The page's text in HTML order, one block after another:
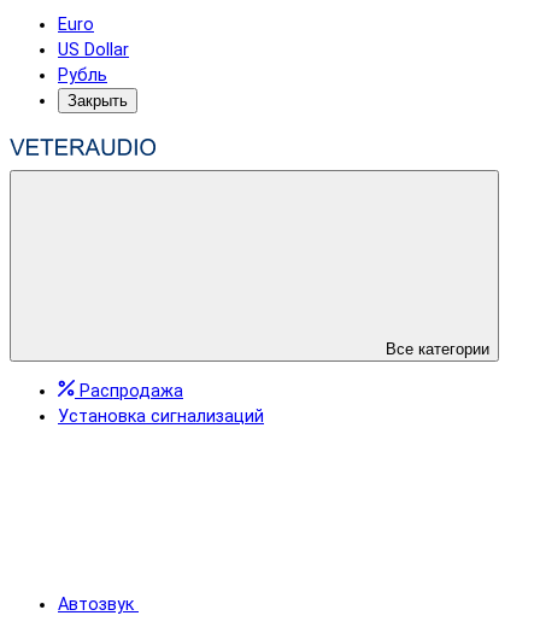
Euro
US Dollar
Рубль
Закрыть
Все категории
Распродажа
Установка сигнализаций
Автозвук